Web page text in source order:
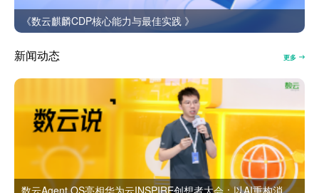
《数云麒麟CDP核心能力与最佳实践 》
新闻动态 更多
数云Agent OS亮相华为云INSPIRE创想者大会：以AI重构消费者运营与零售营销新范式